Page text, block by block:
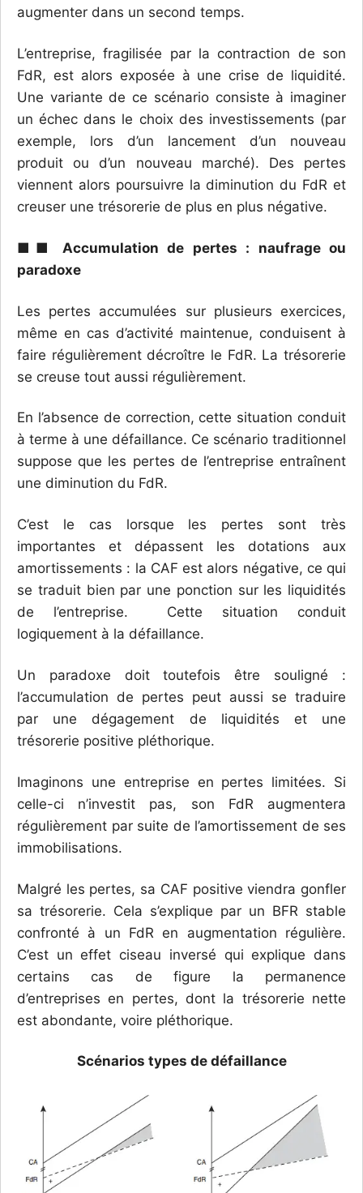
augmenter dans un second temps.
L’entreprise, fragilisée par la contraction de son
FdR, est alors exposée à une crise de liquidité.
Une variante de ce scénario consiste à imaginer
un échec dans le choix des investissements (par
exemple, lors d’un lancement d’un nouveau
produit ou d’un nouveau marché). Des pertes
viennent alors poursuivre la diminution du FdR et
creuser une trésorerie de plus en plus négative.
■■ Accumulation de pertes : naufrage ou
paradoxe
Les pertes accumulées sur plusieurs exercices,
même en cas d’activité maintenue, conduisent à
faire régulièrement décroître le FdR. La trésorerie
se creuse tout aussi régulièrement.
En l’absence de correction, cette situation conduit
à terme à une défaillance. Ce scénario traditionnel
suppose que les pertes de l’entreprise entraînent
une diminution du FdR.
C’est le cas lorsque les pertes sont très
importantes et dépassent les dotations aux
amortissements : la CAF est alors négative, ce qui
se traduit bien par une ponction sur les liquidités
de l’entreprise. Cette situation conduit
logiquement à la défaillance.
Un paradoxe doit toutefois être souligné :
l’accumulation de pertes peut aussi se traduire
par une dégagement de liquidités et une
trésorerie positive pléthorique.
Imaginons une entreprise en pertes limitées. Si
celle-ci n’investit pas, son FdR augmentera
régulièrement par suite de l’amortissement de ses
immobilisations.
Malgré les pertes, sa CAF positive viendra gonfler
sa trésorerie. Cela s’explique par un BFR stable
confronté à un FdR en augmentation régulière.
C’est un effet ciseau inversé qui explique dans
certains cas de figure la permanence
d’entreprises en pertes, dont la trésorerie nette
est abondante, voire pléthorique.
Scénarios types de défaillance